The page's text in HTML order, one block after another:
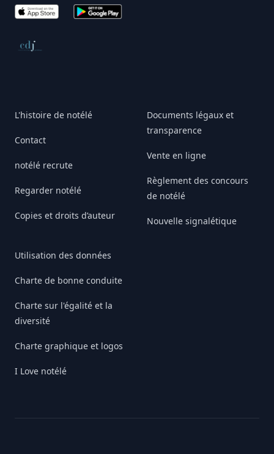
App Store Google Play
Conseil de déontologie journalistique
L'histoire de notélé
Contact
notélé recrute
Regarder notélé
Copies et droits d’auteur
Utilisation des données
Charte de bonne conduite
Charte sur l'égalité et la
diversité
Charte graphique et logos
I Love notélé
Documents légaux et
transparence
Vente en ligne
Règlement des concours
de notélé
Nouvelle signalétique